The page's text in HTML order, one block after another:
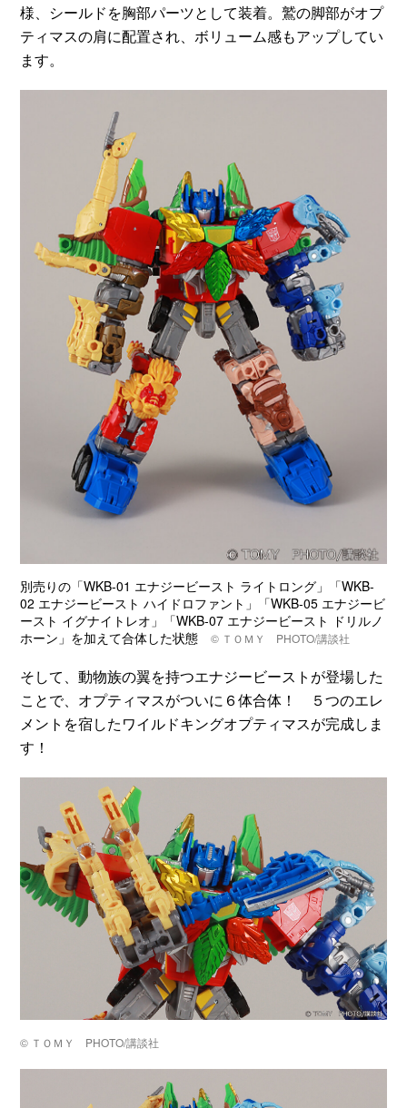
様、シールドを胸部パーツとして装着。鷲の脚部がオプ
ティマスの肩に配置され、ボリューム感もアップしてい
ます。
別売りの「WKB-01 エナジービースト ライトロング」「WKB-
02 エナジービースト ハイドロファント」「WKB-05 エナジービ
ースト イグナイトレオ」「WKB-07 エナジービースト ドリルノ
ホーン」を加えて合体した状態© ＴＯＭＹ PHOTO/講談社
そして、動物族の翼を持つエナジービーストが登場した
ことで、オプティマスがついに６体合体！ ５つのエレ
メントを宿したワイルドキングオプティマスが完成しま
す！
© ＴＯＭＹ PHOTO/講談社